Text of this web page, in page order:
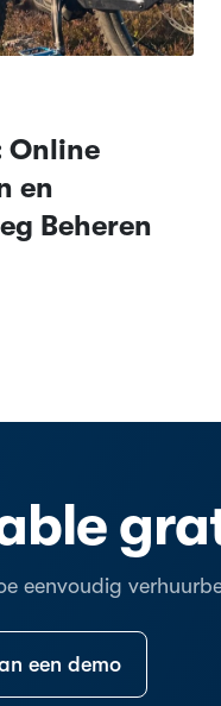
Online
en
Beheren
eenvoudig
een demo